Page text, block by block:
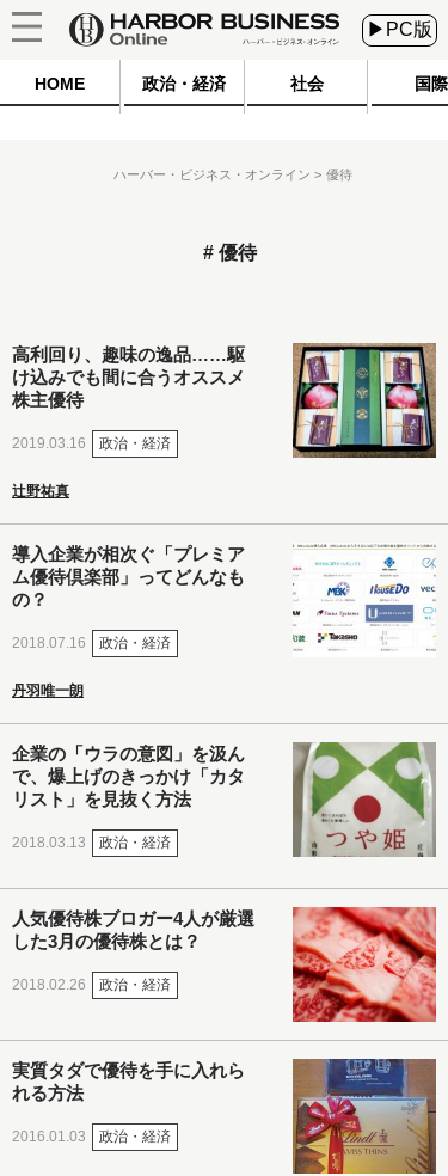
▶PC版
HOME 政治・経済 社会 国際
ハーバー・ビジネス・オンライン 優待
優待
高利回り、趣味の逸品……駆
け込みでも間に合うオススメ
株主優待
2019.03.16 政治・経済
辻野祐真
導入企業が相次ぐ「プレミア
ム優待倶楽部」ってどんなも
の？
2018.07.16 政治・経済
丹羽唯一朗
企業の「ウラの意図」を汲ん
で、爆上げのきっかけ「カタ
リスト」を見抜く方法
2018.03.13 政治・経済
人気優待株ブロガー4人が厳選
した3月の優待株とは？
2018.02.26 政治・経済
実質タダで優待を手に入れら
れる方法
2016.01.03 政治・経済